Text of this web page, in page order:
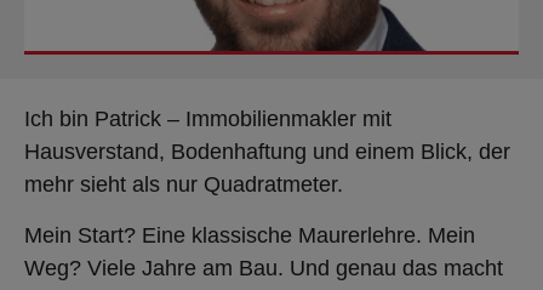
Ich bin Patrick – Immobilienmakler mit
Hausverstand, Bodenhaftung und einem Blick, der
mehr sieht als nur Quadratmeter.
Mein Start? Eine klassische Maurerlehre. Mein
Weg? Viele Jahre am Bau. Und genau das macht